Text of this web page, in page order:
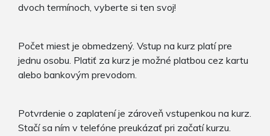
dvoch termínoch, vyberte si ten svoj!
Počet miest je obmedzený. Vstup na kurz platí pre
jednu osobu. Platiť za kurz je možné platbou cez kartu
alebo bankovým prevodom.
Potvrdenie o zaplatení je zároveň vstupenkou na kurz.
Stačí sa ním v telefóne preukázať pri začatí kurzu.